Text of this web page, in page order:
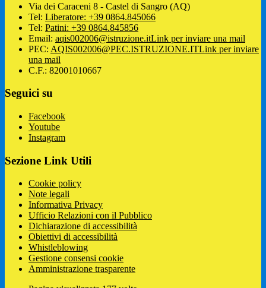
Via dei Caraceni 8 - Castel di Sangro (AQ)
Tel: Liberatore: +39 0864.845066
Tel: Patini: +39 0864.845856
Email: aqis002006@istruzione.itLink per inviare una mail
PEC: AQIS002006@PEC.ISTRUZIONE.ITLink per inviare
una mail
C.F.: 82001010667
Seguici su
Facebook
Youtube
Instagram
Sezione Link Utili
Cookie policy
Note legali
Informativa Privacy
Ufficio Relazioni con il Pubblico
Dichiarazione di accessibilità
Obiettivi di accessibilità
Whistleblowing
Gestione consensi cookie
Amministrazione trasparente